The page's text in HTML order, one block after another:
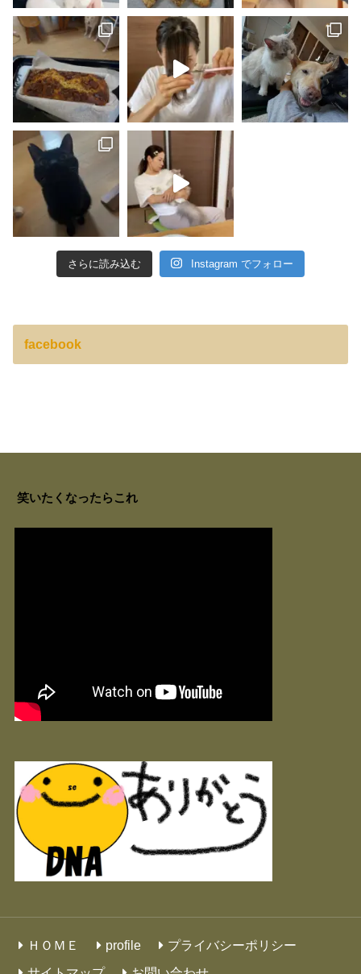
さらに読み込む Instagram でフォロー
facebook
笑いたくなったらこれ
ＨＯＭＥ profile
プライバシーポリシー